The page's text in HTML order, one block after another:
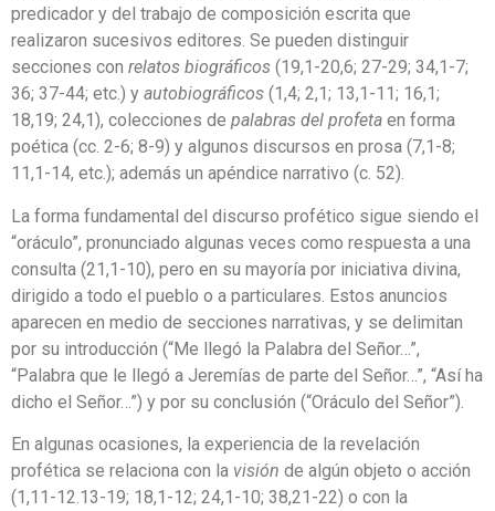
predicador y del trabajo de composición escrita que
realizaron sucesivos editores. Se pueden distinguir
secciones con relatos biográficos (19,1-20,6; 27-29; 34,1-7;
36; 37-44; etc.) y autobiográficos (1,4; 2,1; 13,1-11; 16,1;
18,19; 24,1), colecciones de palabras del profeta en forma
poética (cc. 2-6; 8-9) y algunos discursos en prosa (7,1-8;
11,1-14, etc.); además un apéndice narrativo (c. 52).
La forma fundamental del discurso profético sigue siendo el
“oráculo”, pronunciado algunas veces como respuesta a una
consulta (21,1-10), pero en su mayoría por iniciativa divina,
dirigido a todo el pueblo o a particulares. Estos anuncios
aparecen en medio de secciones narrativas, y se delimitan
por su introducción (“Me llegó la Palabra del Señor…”,
“Palabra que le llegó a Jeremías de parte del Señor…”, “Así ha
dicho el Señor…”) y por su conclusión (“Oráculo del Señor”).
En algunas ocasiones, la experiencia de la revelación
profética se relaciona con la visión de algún objeto o acción
(1,11-12.13-19; 18,1-12; 24,1-10; 38,21-22) o con la